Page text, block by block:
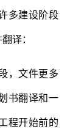
多建设阶段
译：
，文件更多
书翻译和一
程开始前的